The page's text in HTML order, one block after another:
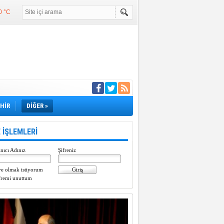
°C
girdi
DİĞER »
İŞLEMLERİ
Adınız Şifreniz
olmak istiyorum
unuttum